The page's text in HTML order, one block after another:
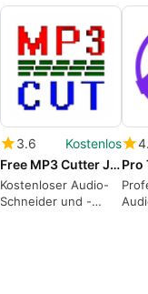
3.6
Kostenlos
Free MP3 Cutter Joiner
Kostenloser Audio-
Schneider und -
Pro